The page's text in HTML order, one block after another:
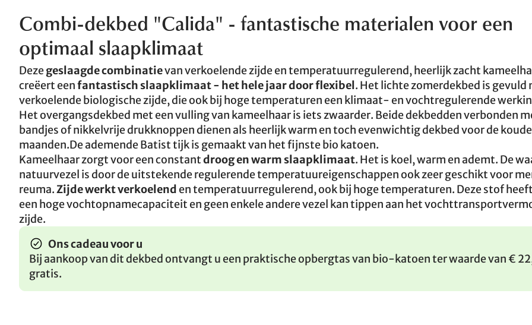
Combi-dekbed "Calida" - fantastische materialen voor een
optimaal slaapklimaat
Dezegeslaagde combinatievan verkoelende zijde en temperatuurregulerend, heerlijk zacht
creëert eenfantastisch slaapklimaat - het hele jaar door flexibel. Het lichte zomerdekbed is gevuld
verkoelende biologische zijde, die ook bij hoge temperaturen een klimaat- en vochtregulerende
Het overgangsdekbed met een vulling van kameelhaar is iets zwaarder. Beide dekbedden verbonden
bandjes of nikkelvrije drukknoppen dienen als heerlijk warm en toch evenwichtig dekbed voor de koude
maanden.De ademende Batist tijk is gemaakt van het fijnste bio katoen.
Kameelhaar zorgt voor een constantdroog en warm slaapklimaat. Het is koel, warm en ademt. De
natuurvezel is door de uitstekende regulerende temperatuureigenschappen ook zeer geschikt voor
reuma.Zijde werkt verkoelend en temperatuurregulerend, ook bij hoge temperaturen. Deze stof
een hoge vochtopnamecapaciteit en geen enkele andere vezel kan tippen aan het
zijde.
Ons cadeau voor u
Bij aankoop van dit dekbed ontvangt u een praktische opbergtas van bio-katoen ter waarde van €
gratis.